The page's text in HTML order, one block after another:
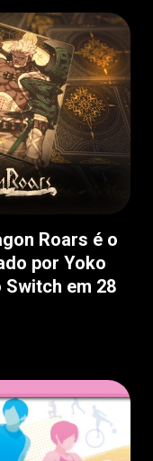
Roars é o
por Yoko
em 28